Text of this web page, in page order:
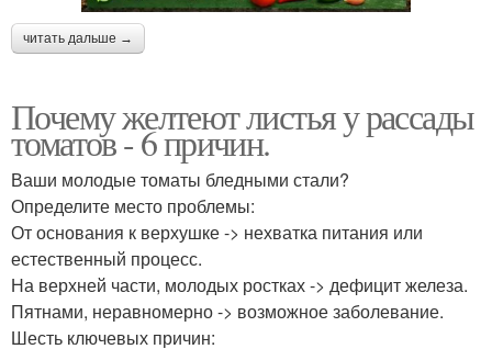
читать дальше →
Почему желтеют листья у рассады
томатов - 6 причин.
Ваши молодые томаты бледными стали?
Определите место проблемы:
От основания к верхушке -> нехватка питания или
естественный процесс.
На верхней части, молодых ростках -> дефицит железа.
Пятнами, неравномерно -> возможное заболевание.
Шесть ключевых причин: